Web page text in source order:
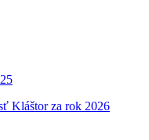
Kláštor za rok 2026